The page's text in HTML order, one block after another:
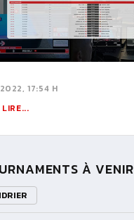
17:54 H
À VENIR